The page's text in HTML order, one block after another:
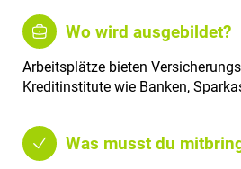
Wo wird ausgebildet?
Arbeitsplätze bieten
Kreditinstitute wie Banken,
Was musst du